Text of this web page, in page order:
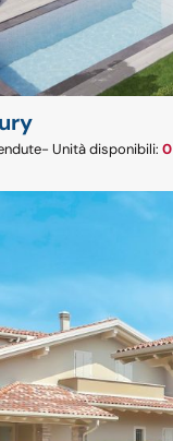
- Unità disponibili:0